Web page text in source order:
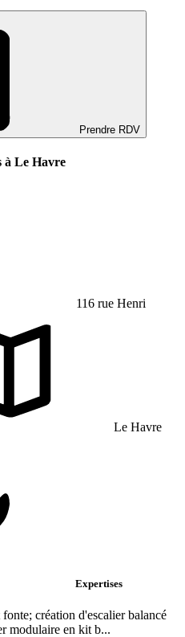
Prendre RDV
à Le Havre
116 rue Henri
Le Havre
Expertises
création d'escalier balancé
modulaire en kit b...